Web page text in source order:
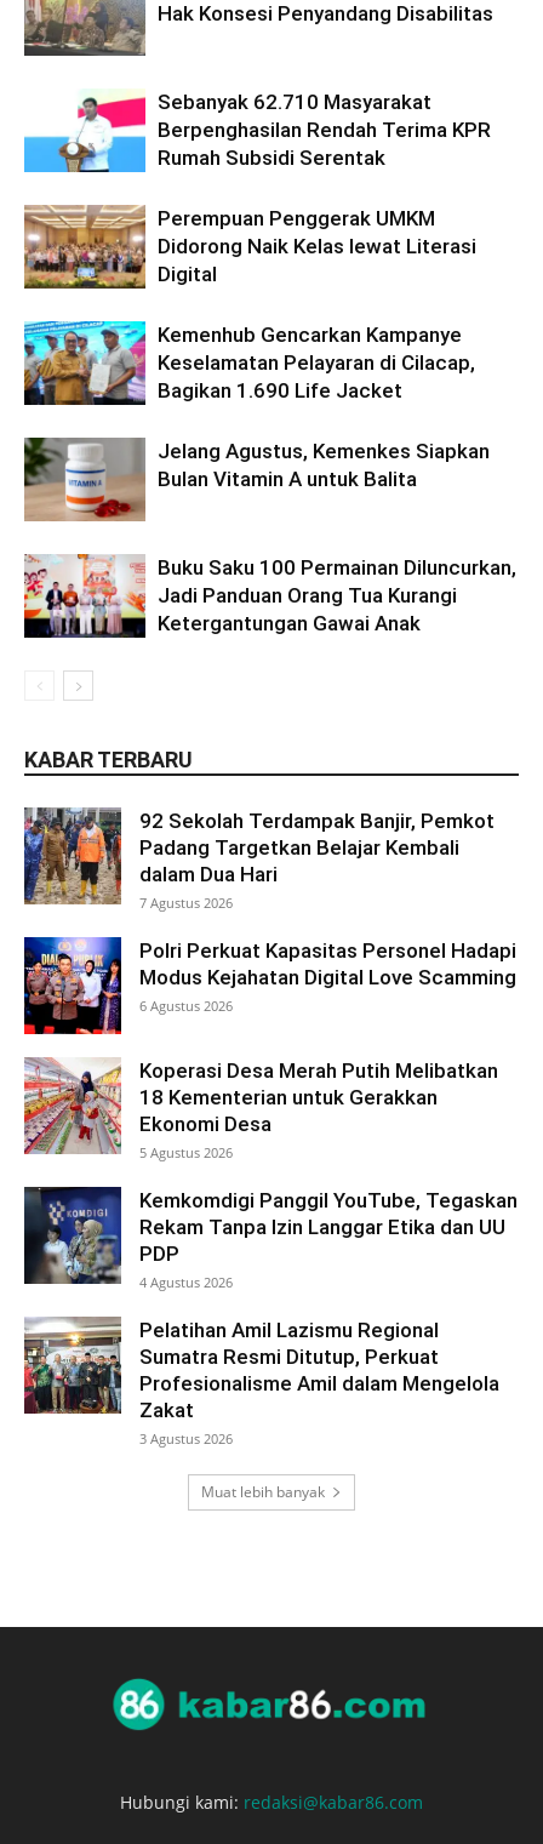
Hak Konsesi Penyandang Disabilitas
Sebanyak 62.710 Masyarakat
Berpenghasilan Rendah Terima KPR
Rumah Subsidi Serentak
Perempuan Penggerak UMKM
Didorong Naik Kelas lewat Literasi
Digital
Kemenhub Gencarkan Kampanye
Keselamatan Pelayaran di Cilacap,
Bagikan 1.690 Life Jacket
Jelang Agustus, Kemenkes Siapkan
Bulan Vitamin A untuk Balita
Buku Saku 100 Permainan Diluncurkan,
Jadi Panduan Orang Tua Kurangi
Ketergantungan Gawai Anak
KABAR TERBARU
92 Sekolah Terdampak Banjir, Pemkot
Padang Targetkan Belajar Kembali
dalam Dua Hari
7 Agustus 2026
Polri Perkuat Kapasitas Personel Hadapi
Modus Kejahatan Digital Love Scamming
6 Agustus 2026
Koperasi Desa Merah Putih Melibatkan
18 Kementerian untuk Gerakkan
Ekonomi Desa
5 Agustus 2026
Kemkomdigi Panggil YouTube, Tegaskan
Rekam Tanpa Izin Langgar Etika dan UU
PDP
4 Agustus 2026
Pelatihan Amil Lazismu Regional
Sumatra Resmi Ditutup, Perkuat
Profesionalisme Amil dalam Mengelola
Zakat
3 Agustus 2026
Muat lebih banyak
Hubungi kami: redaksi@kabar86.com